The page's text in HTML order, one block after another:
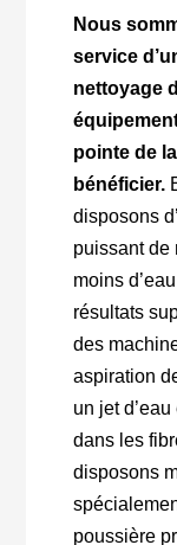
Nous
service
nettoyage
pointe de
bénéficier.
disposons
puissant de
moins
résultats
des
aspiration
un jet
dans les
disposons
poussière